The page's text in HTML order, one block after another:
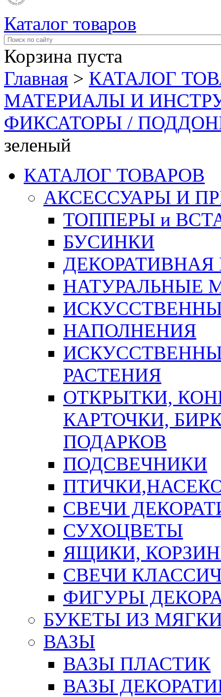
Каталог товаров
Корзина пуста
Главная > КАТАЛОГ
МАТЕРИАЛЫ И
ФИКСАТОРЫ /
зеленый
КАТАЛОГ ТОВАРОВ
АКСЕССУАРЫ И
ТОППЕРЫ и
БУСИНКИ
ДЕКОРАТИВНАЯ
НАТУРАЛЬНЫЕ
НАПОЛНЕНИЯ
РАСТЕНИЯ
ОТКРЫТКИ,
КАРТОЧКИ,
ПОДАРКОВ
ПОДСВЕЧНИКИ
СВЕЧИ
СУХОЦВЕТЫ
ЯЩИКИ,
СВЕЧИ
ФИГУРЫ
БУКЕТЫ ИЗ
ВАЗЫ
ВАЗЫ ПЛАСТИК
ВАЗЫ